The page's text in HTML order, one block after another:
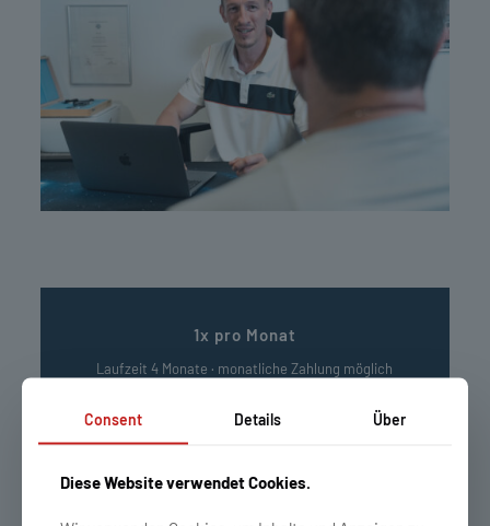
1x pro Monat
Laufzeit 4 Monate · monatliche Zahlung möglich
99,50
Erstgespräch vereinbaren
Consent Details Über
Diese Website verwendet Cookies.